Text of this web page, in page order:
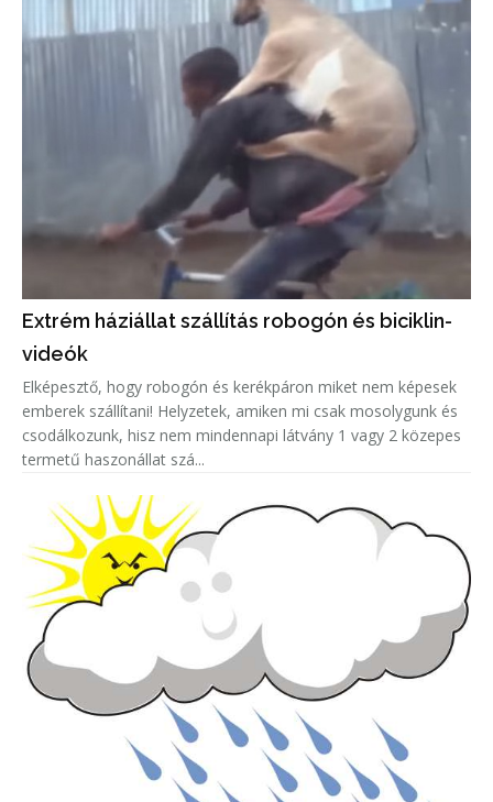
Extrém háziállat szállítás robogón és biciklin-
videók
Elképesztő, hogy robogón és kerékpáron miket nem képesek
emberek szállítani! Helyzetek, amiken mi csak mosolygunk és
csodálkozunk, hisz nem mindennapi látvány 1 vagy 2 közepes
termetű haszonállat szá...